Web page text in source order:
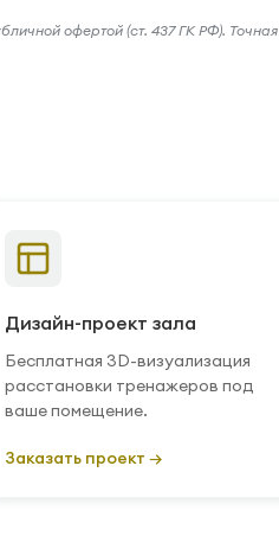
офертой (ст. 437 ГК РФ). Точная
Дизайн-проект зала
Бесплатная 3D-визуализация
расстановки тренажеров под
ваше помещение.
Заказать проект →